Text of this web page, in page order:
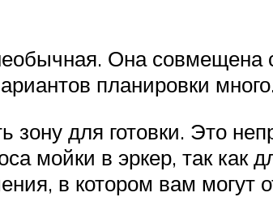
Она
планировки
зону для готовки. Это
мойки в эркер, так как
в котором вам могут